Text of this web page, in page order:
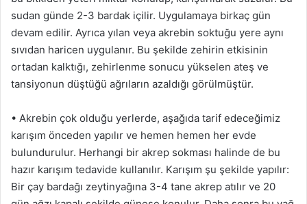
sudan günde 2-3 bardak içilir. Uygulamaya birkaç gün
devam edilir. Ayrıca yılan veya akrebin soktuğu yere aynı
sıvıdan haricen uygulanır. Bu şekilde zehirin etkisinin
ortadan kalktığı, zehirlenme sonucu yükselen ateş ve
tansiyonun düştüğü ağrıların azaldığı görülmüştür.
• Akrebin çok olduğu yerlerde, aşağıda tarif edeceğimiz
karışım önceden yapılır ve hemen hemen her evde
bulundurulur. Herhangi bir akrep sokması halinde de bu
hazır karışım tedavide kullanılır. Karışım şu şekilde yapılır:
Bir çay bardağı zeytinyağına 3-4 tane akrep atılır ve 20